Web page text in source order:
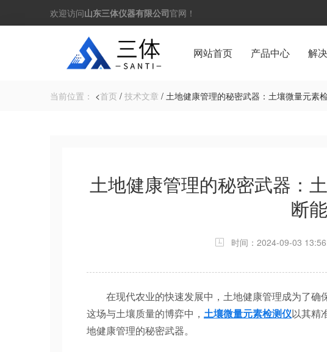
欢迎访问山东三体仪器有限公司官网！
网站首页 产品中心 解
当前位置： <首页 / 技术文章 / 土地健康管理的秘密武器：土壤微量元素
土地健康管理的秘密武器：
断
时间：2024-09-03
在现代农业的快速发展中，土地健康管理成为了确
这场与土壤质量的博弈中， 土壤微量元素检测仪以其精
地健康管理的秘密武器。